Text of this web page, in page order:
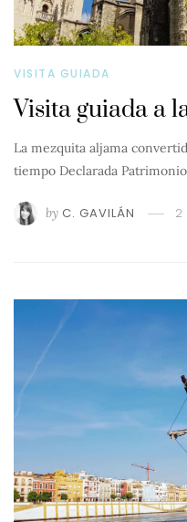
VISITA GUIADA
Visita guiada a
La mezquita aljama
tiempo Declarada
by C. GAVILÁN 2